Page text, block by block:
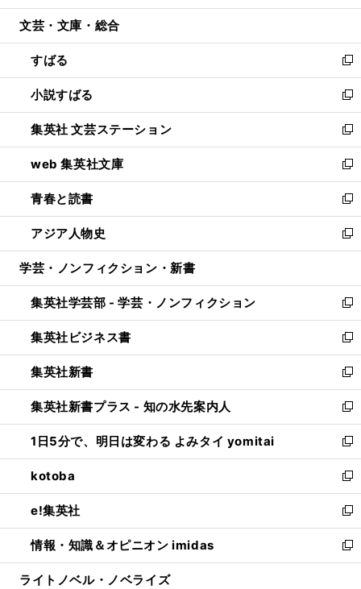
開
ウ
開
く
ン
ウ
で
開
く
ウ
ン
ド
ウ
で
開
く
文芸・文庫・総合
すばる
新
し
い
ウ
ィ
ン
ド
ウ
で
開
く
小説すばる
新
し
い
ウ
ィ
ン
ド
ウ
で
開
集英社 文芸ステーション
新
し
い
ウ
ィ
ン
ド
ウ
開
く
web 集英社文庫
新
し
い
ウ
ィ
ン
ウ
で
開
く
青春と読書
新
し
い
ウ
ン
ド
ウ
で
開
く
アジア人物史
新
し
ウ
ィ
ン
ド
ウ
で
開
く
学芸・ノンフィクション・新書
集英社学芸部 - 学芸・ノンフィクション
新
し
い
ウ
ィ
ン
ド
ウ
で
開
く
集英社ビジネス書
新
し
い
ウ
ィ
ン
ド
ウ
で
開
く
集英社新書
新
し
い
ウ
ィ
ン
ド
ウ
で
開
く
集英社新書プラス - 知の水先案内人
新
し
い
ウ
ィ
ン
ド
ウ
で
開
1日5分で、明日は変わる よみタイ yomitai
新
し
い
ウ
ィ
ン
ド
ウ
kotoba
新
し
い
ウ
ィ
ン
e!集英社
新
し
い
ウ
情報・知識＆オピニオン imidas
新
し
ライトノベル・ノベライズ